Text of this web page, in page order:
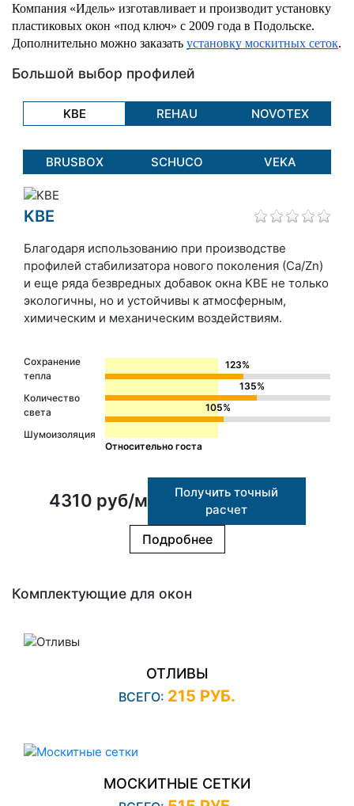
Компания «Идель» изготавливает и производит установку
пластиковых окон «под ключ» с 2009 года в Подольске.
Дополнительно можно заказать установку москитных сеток.
Большой выбор профилей
KBE REHAU NOVOTEX
BRUSBOX SCHUCO VEKA
KBE
Благодаря использованию при производстве
профилей стабилизатора нового поколения (Сa/Zn)
и еще ряда безвредных добавок окна KBE не только
экологичны, но и устойчивы к атмосферным,
химическим и механическим воздействиям.
Сохранение
тепла
Количество
света
Шумоизоляция
123%
135%
105%
Относительно госта
4310 руб/м
Получить точный
расчет
Подробнее
Комплектующие для окон
ОТЛИВЫ
ВСЕГО: 215 РУБ.
МОСКИТНЫЕ СЕТКИ